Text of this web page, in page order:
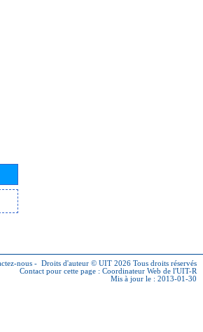
nous - Droits d'auteur © UIT 2026 Tous droits réservés
Contact pour cette page : Coordinateur Web de l'UIT-R
Mis à jour le : 2013-01-30